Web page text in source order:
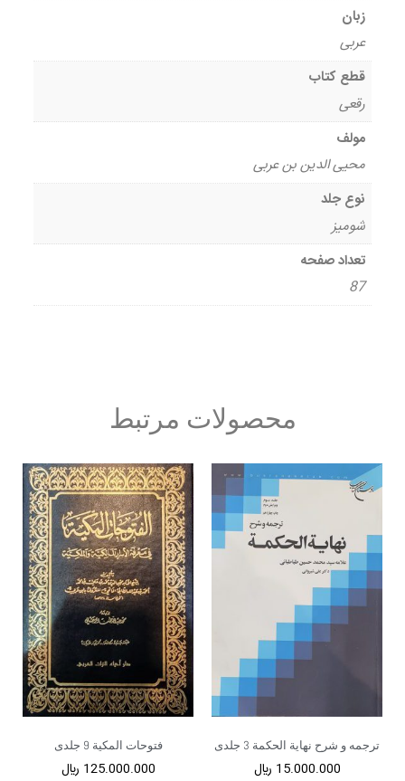
زبان
عربی
قطع کتاب
رقعی
مولف
محیی الدین بن عربی
نوع جلد
شومیز
تعداد صفحه
87
محصولات مرتبط
ترجمه و شرح نهایة الحکمة 3 جلدی
15.000.000 ﷼
فتوحات المکیة 9 جلدی
125.000.000 ﷼